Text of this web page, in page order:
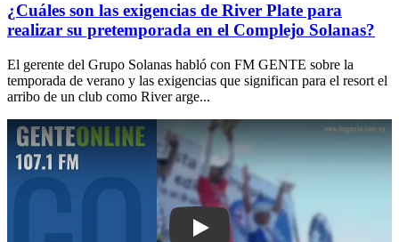
¿Cuáles son las exigencias de River Plate para
realizar su pretemporada en el Complejo Solanas?
El gerente del Grupo Solanas habló con FM GENTE sobre la
temporada de verano y las exigencias que significan para el resort el
arribo de un club como River arge...
Play: Vuelta ciclista: Ignacio